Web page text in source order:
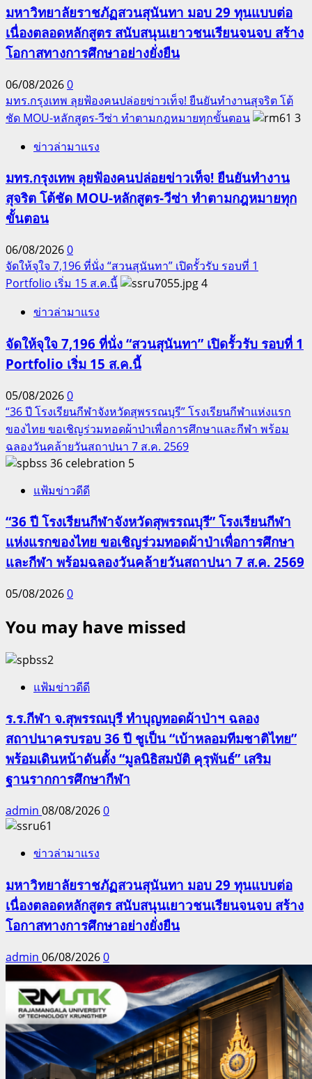
มหาวิทยาลัยราชภัฏสวนสุนันทา มอบ 29 ทุนแบบต่อ
เนื่องตลอดหลักสูตร สนับสนุนเยาวชนเรียนจนจบ สร้าง
โอกาสทางการศึกษาอย่างยั่งยืน
06/08/20260
มทร.กรุงเทพ ลุยฟ้องคนปล่อยข่าวเท็จ! ยืนยันทำงานสุจริต โต้
ชัด MOU-หลักสูตร-วีซ่า ทำตามกฎหมายทุกขั้นตอน
3
ข่าวล่ามาแรง
มทร.กรุงเทพ ลุยฟ้องคนปล่อยข่าวเท็จ! ยืนยันทำงาน
สุจริต โต้ชัด MOU-หลักสูตร-วีซ่า ทำตามกฎหมายทุก
ขั้นตอน
06/08/20260
จัดให้จุใจ 7,196 ที่นั่ง “สวนสุนันทา” เปิดรั้วรับ รอบที่ 1
Portfolio เริ่ม 15 ส.ค.นี้
4
ข่าวล่ามาแรง
จัดให้จุใจ 7,196 ที่นั่ง “สวนสุนันทา” เปิดรั้วรับ รอบที่ 1
Portfolio เริ่ม 15 ส.ค.นี้
05/08/20260
“36 ปี โรงเรียนกีฬาจังหวัดสุพรรณบุรี” โรงเรียนกีฬาแห่งแรก
ของไทย ขอเชิญร่วมทอดผ้าป่าเพื่อการศึกษาและกีฬา พร้อม
ฉลองวันคล้ายวันสถาปนา 7 ส.ค. 2569
5
แฟ้มข่าวดีดี
“36 ปี โรงเรียนกีฬาจังหวัดสุพรรณบุรี” โรงเรียนกีฬา
แห่งแรกของไทย ขอเชิญร่วมทอดผ้าป่าเพื่อการศึกษา
และกีฬา พร้อมฉลองวันคล้ายวันสถาปนา 7 ส.ค. 2569
05/08/20260
You may have missed
แฟ้มข่าวดีดี
ร.ร.กีฬา จ.สุพรรณบุรี ทำบุญทอดผ้าป่าฯ ฉลอง
สถาปนาครบรอบ 36 ปี ชูเป็น “เบ้าหลอมทีมชาติไทย”
พร้อมเดินหน้าดันตั้ง “มูลนิธิสมบัติ คุรุพันธ์” เสริม
ฐานรากการศึกษากีฬา
admin 08/08/20260
ข่าวล่ามาแรง
มหาวิทยาลัยราชภัฏสวนสุนันทา มอบ 29 ทุนแบบต่อ
เนื่องตลอดหลักสูตร สนับสนุนเยาวชนเรียนจนจบ สร้าง
โอกาสทางการศึกษาอย่างยั่งยืน
admin 06/08/20260